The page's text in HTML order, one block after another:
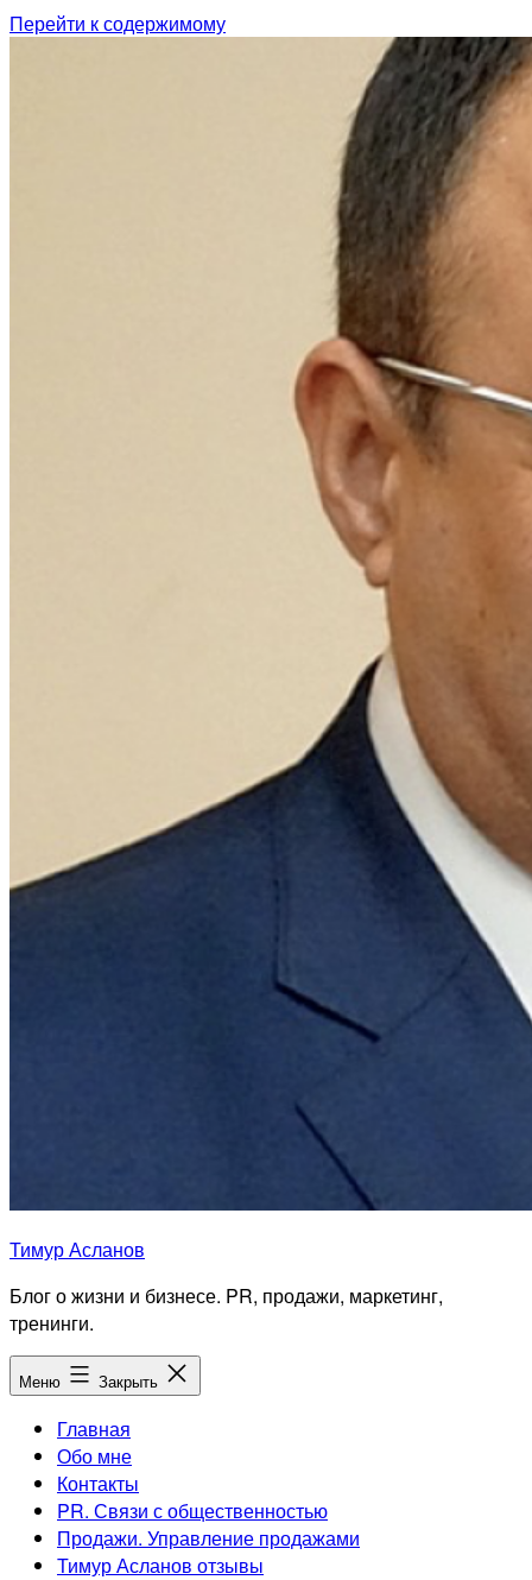
Перейти к содержимому
Тимур Асланов
Блог о жизни и бизнесе. PR, продажи, маркетинг,
тренинги.
Меню Закрыть
Главная
Обо мне
Контакты
PR. Связи с общественностью
Продажи. Управление продажами
Тимур Асланов отзывы